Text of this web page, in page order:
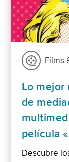
Films
Lo
de
película
Descubre